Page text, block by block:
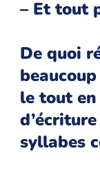
– Et tout
De quoi
le tout en
syllabes